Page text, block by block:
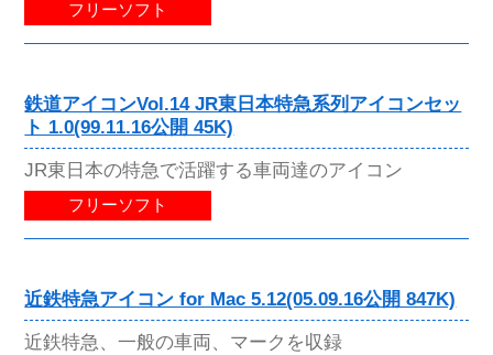
フリーソフト
鉄道アイコンVol.14 JR東日本特急系列アイコンセッ
ト 1.0(99.11.16公開 45K)
JR東日本の特急で活躍する車両達のアイコン
フリーソフト
近鉄特急アイコン for Mac 5.12(05.09.16公開 847K)
近鉄特急、一般の車両、マークを収録